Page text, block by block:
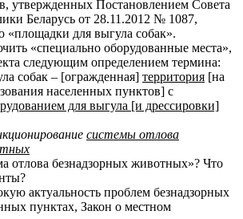
утвержденных Постановлением Совета
Беларусь от 28.11.2012 № 1087,
«площадки для выгула собак».
«специально оборудованные места»,
следующим определением термина:
собак – [огражденная] территория [на
населенных пунктов] с
для выгула [и дрессировки]
системы отлова
отлова безнадзорных животных»? Что
актуальность проблем безнадзорных
пунктах, Закон о местном